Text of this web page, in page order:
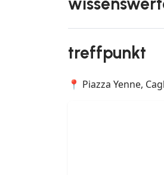
treffpunkt
📍 Piazza Yenne,